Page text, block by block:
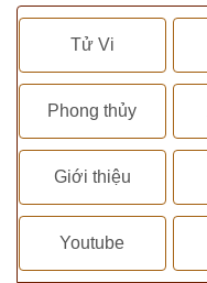
Tử Vi
Phong thủy
Giới thiệu
Youtube